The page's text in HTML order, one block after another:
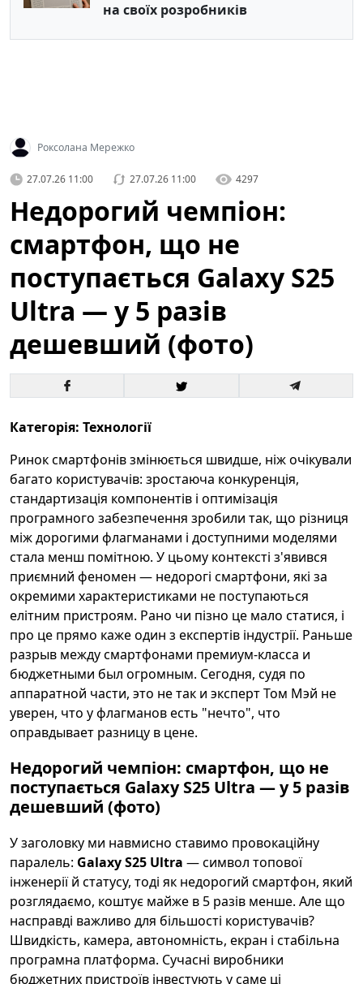
на своїх розробників
Роксолана Мережко
27.07.26 11:00 27.07.26 11:00 4297
Недорогий чемпіон:
смартфон, що не
поступається Galaxy S25
Ultra — у 5 разів
дешевший (фото)
Категорія: Технології
Ринок смартфонів змінюється швидше, ніж очікували
багато користувачів: зростаюча конкуренція,
стандартизація компонентів і оптимізація
програмного забезпечення зробили так, що різниця
між дорогими флагманами і доступними моделями
стала менш помітною. У цьому контексті з'явився
приємний феномен — недорогі смартфони, які за
окремими характеристиками не поступаються
елітним пристроям. Рано чи пізно це мало статися, і
про це прямо каже один з експертів індустрії. Раньше
разрыв между смартфонами премиум-класса и
бюджетными был огромным. Сегодня, судя по
аппаратной части, это не так и эксперт Том Мэй не
уверен, что у флагманов есть "нечто", что
оправдывает разницу в цене.
Недорогий чемпіон: смартфон, що не
поступається Galaxy S25 Ultra — у 5 разів
дешевший (фото)
У заголовку ми навмисно ставимо провокаційну
паралель: Galaxy S25 Ultra — символ топової
інженерії й статусу, тоді як недорогий смартфон, який
розглядаємо, коштує майже в 5 разів менше. Але що
насправді важливо для більшості користувачів?
Швидкість, камера, автономність, екран і стабільна
програмна платформа. Сучасні виробники
бюджетних пристроїв інвестують у саме ці